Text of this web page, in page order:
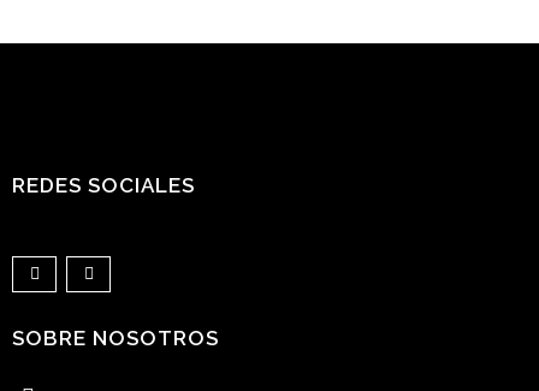
REDES SOCIALES
SOBRE NOSOTROS